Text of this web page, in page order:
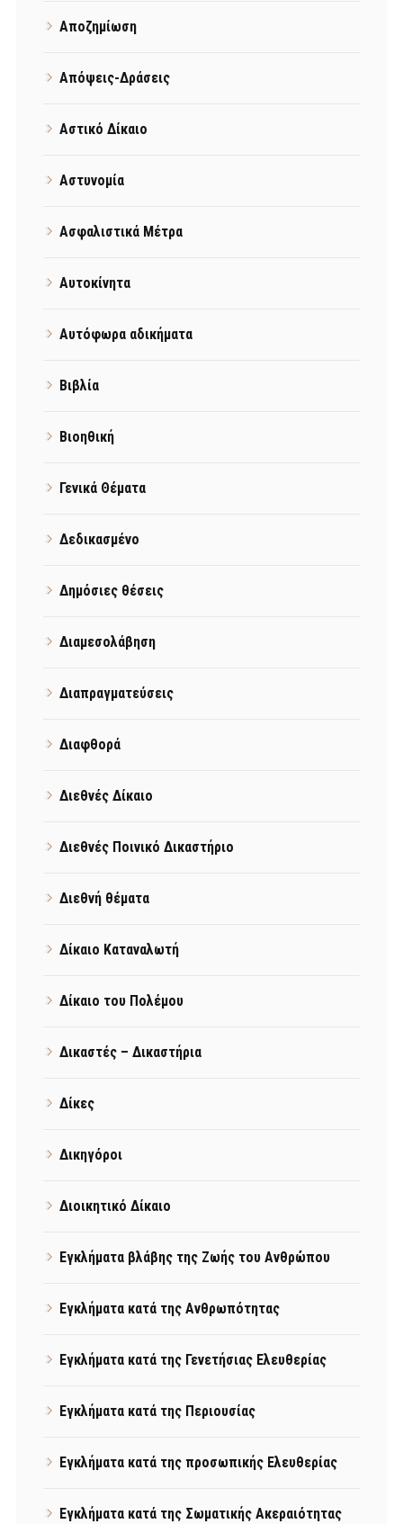
Αποζημίωση
Απόψεις-Δράσεις
Αστικό Δίκαιο
Αστυνομία
Ασφαλιστικά Μέτρα
Αυτοκίνητα
Αυτόφωρα αδικήματα
Βιβλία
Βιοηθική
Γενικά Θέματα
Δεδικασμένο
Δημόσιες θέσεις
Διαμεσολάβηση
Διαπραγματεύσεις
Διαφθορά
Διεθνές Δίκαιο
Διεθνές Ποινικό Δικαστήριο
Διεθνή θέματα
Δίκαιο Καταναλωτή
Δίκαιο του Πολέμου
Δικαστές – Δικαστήρια
Δίκες
Δικηγόροι
Διοικητικό Δίκαιο
Εγκλήματα βλάβης της Ζωής του Ανθρώπου
Εγκλήματα κατά της Ανθρωπότητας
Εγκλήματα κατά της Γενετήσιας Ελευθερίας
Εγκλήματα κατά της Περιουσίας
Εγκλήματα κατά της προσωπικής Ελευθερίας
Εγκλήματα κατά της Σωματικής Ακεραιότητας